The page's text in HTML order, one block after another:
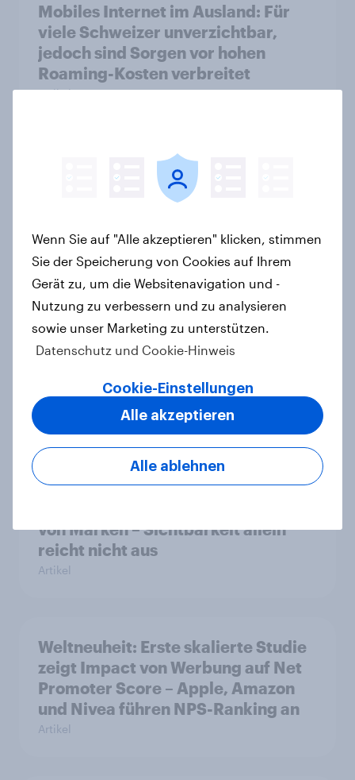
Mobiles Internet im Ausland: Für
viele Schweizer unverzichtbar,
jedoch sind Sorgen vor hohen
Roaming-Kosten verbreitet
Artikel
[DE On-Demand] Übersprungen,
aber nicht verloren: Wie Podcast-
Konsumenten wirkt.
Stabilität oder
Standortattraktivität für den
Bevölkerung in der Debatte um die
Regulierung von Grossbanken steht
Artikel
von Marken – Sichtbarkeit allein
reicht nicht aus
Artikel
Weltneuheit: Erste skalierte Studie
zeigt Impact von Werbung auf Net
Promoter Score – Apple, Amazon
und Nivea führen NPS-Ranking an
Artikel
Wenn Sie auf "Alle akzeptieren" klicken, stimmen
Sie der Speicherung von Cookies auf Ihrem
Gerät zu, um die Websitenavigation und -
Nutzung zu verbessern und zu analysieren
sowie unser Marketing zu unterstützen.
Datenschutz und Cookie-Hinweis
Cookie-Einstellungen
Alle ablehnen
Alle akzeptieren